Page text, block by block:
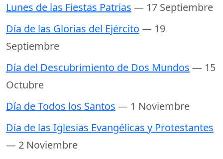
Lunes de las Fiestas Patrias — 17 Septiembre
Día de las Glorias del Ejército — 19
Septiembre
Día del Descubrimiento de Dos Mundos — 15
Octubre
Día de Todos los Santos — 1 Noviembre
Día de las Iglesias Evangélicas y Protestantes
— 2 Noviembre